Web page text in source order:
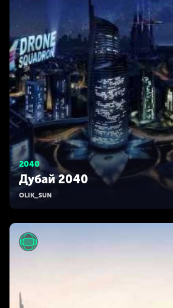
2040
Дубай 2040
OLIK_SUN